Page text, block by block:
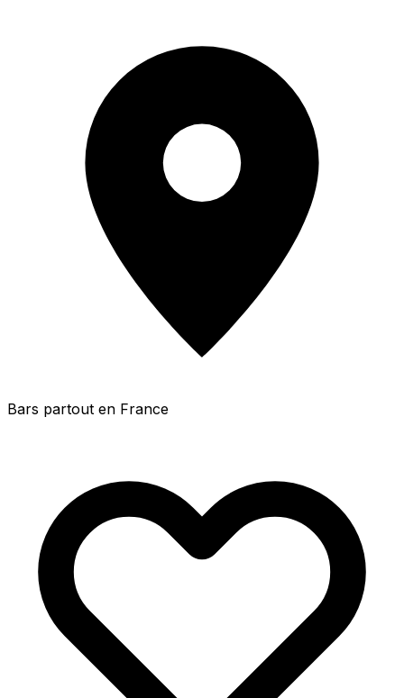
Bars partout en France